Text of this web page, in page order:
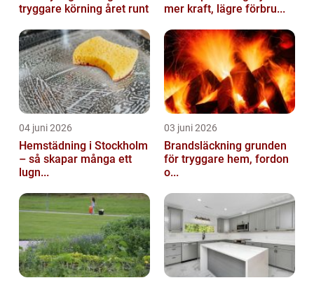
tryggare körning året runt
mer kraft, lägre förbru...
04 juni 2026
Hemstädning i Stockholm
– så skapar många ett
lugn...
03 juni 2026
Brandsläckning grunden
för tryggare hem, fordon
o...